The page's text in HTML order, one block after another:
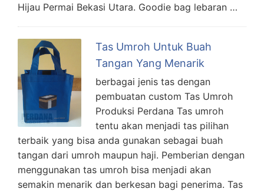
Hijau Permai Bekasi Utara. Goodie bag lebaran …
Tas Umroh Untuk Buah
Tangan Yang Menarik
berbagai jenis tas dengan
pembuatan custom Tas Umroh
Produksi Perdana Tas umroh
tentu akan menjadi tas pilihan
terbaik yang bisa anda gunakan sebagai buah
tangan dari umroh maupun haji. Pemberian dengan
menggunakan tas umroh bisa menjadi akan
semakin menarik dan berkesan bagi penerima. Tas